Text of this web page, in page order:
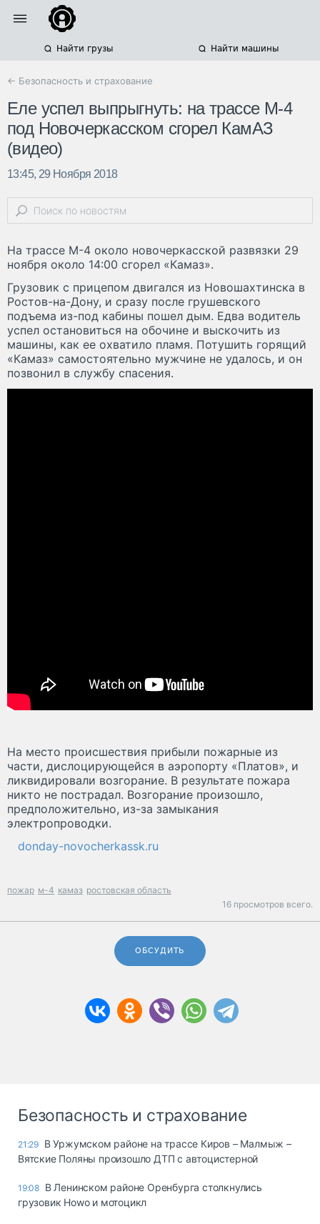
Найти грузы Найти машины
← Безопасность и страхование
Еле успел выпрыгнуть: на трассе М-4
под Новочеркасском сгорел КамАЗ
(видео)
13:45, 29 Ноября 2018
На трассе М-4 около новочеркасской развязки 29
ноября около 14:00 сгорел «Камаз».
Грузовик с прицепом двигался из Новошахтинска в
Ростов-на-Дону, и сразу после грушевского
подъема из-под кабины пошел дым. Едва водитель
успел остановиться на обочине и выскочить из
машины, как ее охватило пламя. Потушить горящий
«Камаз» самостоятельно мужчине не удалось, и он
позвонил в службу спасения.
На место происшествия прибыли пожарные из
части, дислоцирующейся в аэропорту «Платов», и
ликвидировали возгорание. В результате пожара
никто не пострадал. Возгорание произошло,
предположительно, из-за замыкания
электропроводки.
donday-novocherkassk.ru
пожар м-4 камаз ростовская область
16 просмотров всего.
ОБСУДИТЬ
Безопасность и страхование
21:29 В Уржумском районе на трассе Киров – Малмыж –
Вятские Поляны произошло ДТП с автоцистерной
19:08 В Ленинском районе Оренбурга столкнулись
грузовик Howo и мотоцикл